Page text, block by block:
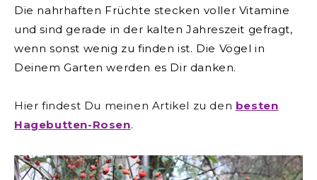
Die nahrhaften Früchte stecken voller Vitamine
und sind gerade in der kalten Jahreszeit gefragt,
wenn sonst wenig zu finden ist. Die Vögel in
Deinem Garten werden es Dir danken.
Hier findest Du meinen Artikel zu den besten
Hagebutten-Rosen.